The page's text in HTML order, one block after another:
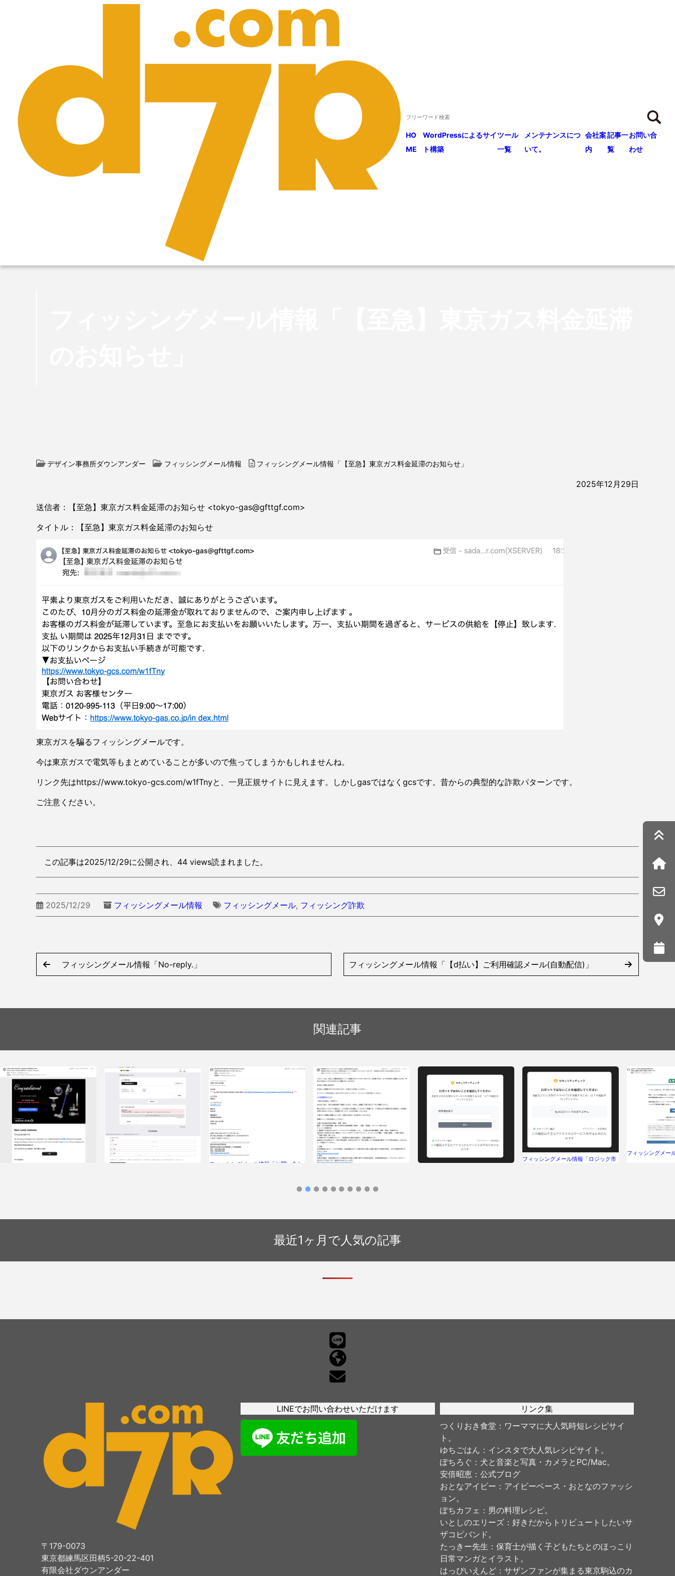
HO
ME
WordPressによるサイ
ト構築
ツール
一覧
メンテナンスにつ
いて。
会社案
内
記事一
覧
お問い合
わせ
デザイン事務所ダウンアンダー フィッシングメール情報 フィッシングメール情報「【至急】東京ガス料金延滞のお知らせ」
2025年12月29日
送信者：【至急】東京ガス料金延滞のお知らせ <tokyo-gas@gfttgf.com>
タイトル：【至急】東京ガス料金延滞のお知らせ
東京ガスを騙るフィッシングメールです。
今は東京ガスで電気等もまとめていることが多いので焦ってしまうかもしれませんね。
リンク先はhttps://www.tokyo-gcs.com/w1fTnyと、一見正規サイトに見えます。しかしgasではなくgcsです。昔からの典型的な詐欺パターンです。
ご注意ください。
この記事は2025/12/29に公開され、44 views読まれました。
2025/12/29 フィッシングメール情報 フィッシングメール, フィッシング詐欺
フィッシングメール情報「No-reply.」 フィッシングメール情報「【d払い】ご利用確認メール(自動配信)」
関連記事
フィッシングメール情報「お問い合わ
のお支払い方法が承認されません」
フィッシングメール情報「ロジック市
フィッシングメー
最近1ヶ月で人気の記事
〒179-0073
東京都練馬区田柄5-20-22-401
有限会社ダウンアンダー
LINEでお問い合わせいただけます
リンク集
つくりおき食堂 ：ワーママに大人気時短レシピサイ
ト。
ゆちごはん ：インスタで大人気レシピサイト。
ぽちろぐ ：犬と音楽と写真・カメラとPC/Mac。
安倍昭恵：公式ブログ
おとなアイビー ：アイビーベース・おとなのファッシ
ョン。
ぽちカフェ ：男の料理レシピ。
いとしのエリーズ：好きだからトリビュートしたいサ
ザコピバンド。
たっきー先生 ：保育士が描く子どもたちとのほっこり
日常マンガとイラスト。
はっぴいえんど：サザンファンが集まる東京駒込のカ